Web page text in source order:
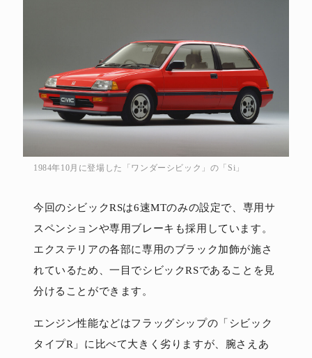
1984年10月に登場した「ワンダーシビック」の「Si」
今回のシビックRSは6速MTのみの設定で、専用サ
スペンションや専用ブレーキも採用しています。
エクステリアの各部に専用のブラック加飾が施さ
れているため、一目でシビックRSであることを見
分けることができます。
エンジン性能などはフラッグシップの「シビック
タイプR」に比べて大きく劣りますが、腕さえあ